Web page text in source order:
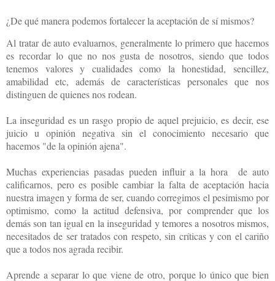
¿De qué manera podemos fortalecer la aceptación de sí mismos?
Al tratar de auto evaluarnos, generalmente lo primero que hacemos
es recordar lo que no nos gusta de nosotros, siendo que todos
tenemos valores y cualidades como la honestidad, sencillez,
amabilidad etc, además de características personales que nos
distinguen de quienes nos rodean.
La inseguridad es un rasgo propio de aquel prejuicio, es decir, ese
juicio u opinión negativa sin el conocimiento necesario que
hacemos "de la opinión ajena".
Muchas experiencias pasadas pueden influir a la hora de auto
calificarnos, pero es posible cambiar la falta de aceptación hacia
nuestra imagen y forma de ser, cuando corregimos el pesimismo por
optimismo, como la actitud defensiva, por comprender que los
demás son tan igual en la inseguridad y temores a nosotros mismos,
necesitados de ser tratados con respeto, sin críticas y con el cariño
que a todos nos agrada recibir.
Aprende a separar lo que viene de otro, porque lo único que bien